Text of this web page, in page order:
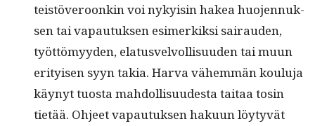
teistöveroonkin voi nyky­isin hakea huo­jen­nuk­
sen tai vapau­tuk­sen esimerkik­si sairau­den,
työt­tömyy­den, ela­tusvelvol­lisu­u­den tai muun
eri­tyisen syyn takia. Har­va vähem­män koulu­ja
käynyt tuos­ta mah­dol­lisu­ud­es­ta taitaa tosin
tietää. Ohjeet vapau­tuk­sen haku­un löy­tyvät